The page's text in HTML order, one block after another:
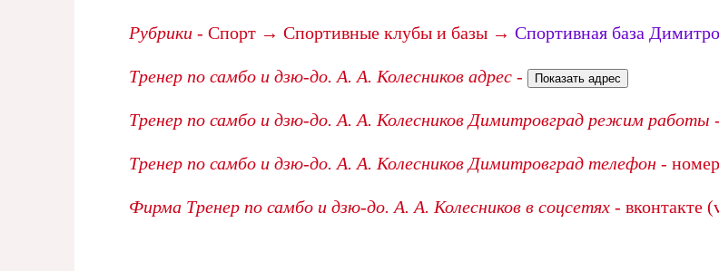
Рубрики - Спорт → Спортивные клубы и базы → Спортивная база
Тренер по самбо и дзю-до. А. А. Колесников адрес - Показать адрес
Тренер по самбо и дзю-до. А. А. Колесников Димитровград режим работы
Тренер по самбо и дзю-до. А. А. Колесников Димитровград телефон -
Фирма Тренер по самбо и дзю-до. А. А. Колесников в соцсетях - вконтакте